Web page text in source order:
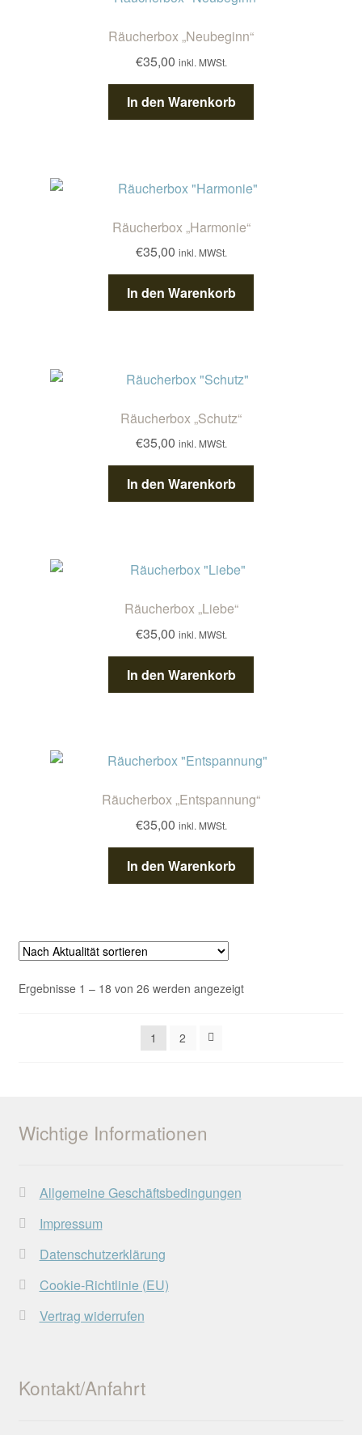
Räucherbox „Neubeginn“
€35,00 inkl. MWSt.
In den Warenkorb
Räucherbox „Harmonie“
€35,00 inkl. MWSt.
In den Warenkorb
Räucherbox „Schutz“
€35,00 inkl. MWSt.
In den Warenkorb
Räucherbox „Liebe“
€35,00 inkl. MWSt.
In den Warenkorb
Räucherbox „Entspannung“
€35,00 inkl. MWSt.
In den Warenkorb
Ergebnisse 1 – 18 von 26 werden angezeigtNach
1
2
Wichtige Informationen
Allgemeine Geschäftsbedingungen
Impressum
Datenschutzerklärung
Cookie-Richtlinie (EU)
Vertrag widerrufen
Kontakt/Anfahrt